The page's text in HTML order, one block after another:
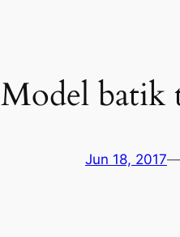
Model batik
Jun 18, 2017—